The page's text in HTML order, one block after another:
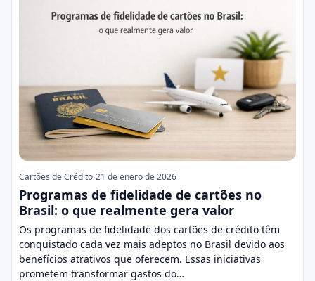
Cartões de Crédito 21 de enero de 2026
Programas de fidelidade de cartões no
Brasil: o que realmente gera valor
Os programas de fidelidade dos cartões de crédito têm
conquistado cada vez mais adeptos no Brasil devido aos
benefícios atrativos que oferecem. Essas iniciativas
prometem transformar gastos do…